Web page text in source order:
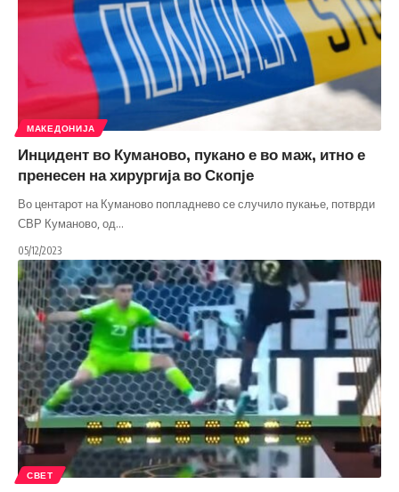
МАКЕДОНИЈА
Инцидент во Куманово, пукано е во маж, итно е
пренесен на хирургија во Скопје
Во центарот на Куманово попладнево се случило пукање, потврди
СВР Куманово, од…
05/12/2023
СВЕТ